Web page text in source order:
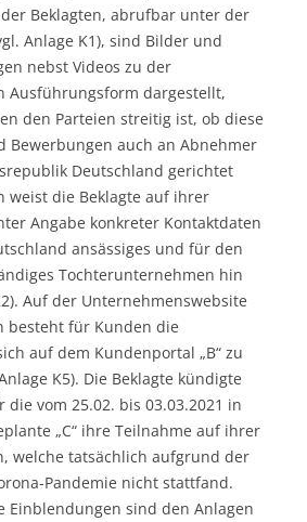
Beklagten, abrufbar unter der
Anlage K1), sind Bilder und
nebst Videos zu der
Ausführungsform dargestellt,
den Parteien streitig ist, ob diese
Bewerbungen auch an Abnehmer
Deutschland gerichtet
weist die Beklagte auf ihrer
Angabe konkreter Kontaktdaten
ansässiges und für den
Tochterunternehmen hin
Auf der Unternehmenswebsite
besteht für Kunden die
auf dem Kundenportal „B“ zu
K5). Die Beklagte kündigte
vom 25.02. bis 03.03.2021 in
„C“ ihre Teilnahme auf ihrer
welche tatsächlich aufgrund der
Pandemie nicht stattfand.
Einblendungen sind den Anlagen